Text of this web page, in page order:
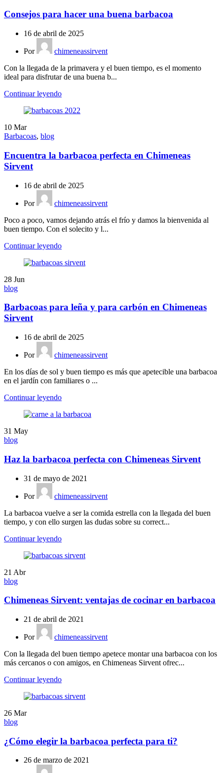
Consejos para hacer una buena barbacoa
16 de abril de 2025
Por
chimeneassirvent
Con la llegada de la primavera y el buen tiempo, es el momento
ideal para disfrutar de una buena b...
Continuar leyendo
10 Mar
Barbacoas, blog
Encuentra la barbacoa perfecta en Chimeneas
Sirvent
16 de abril de 2025
Por
chimeneassirvent
Poco a poco, vamos dejando atrás el frío y damos la bienvenida al
buen tiempo. Con el solecito y l...
Continuar leyendo
28 Jun
blog
Barbacoas para leña y para carbón en Chimeneas
Sirvent
16 de abril de 2025
Por
chimeneassirvent
En los días de sol y buen tiempo es más que apetecible una barbacoa
en el jardín con familiares o ...
Continuar leyendo
31 May
blog
Haz la barbacoa perfecta con Chimeneas Sirvent
31 de mayo de 2021
Por
chimeneassirvent
La barbacoa vuelve a ser la comida estrella con la llegada del buen
tiempo, y con ello surgen las dudas sobre su correct...
Continuar leyendo
21 Abr
blog
Chimeneas Sirvent: ventajas de cocinar en barbacoa
21 de abril de 2021
Por
chimeneassirvent
Con la llegada del buen tiempo apetece montar una barbacoa con los
más cercanos o con amigos, en Chimeneas Sirvent ofrec...
Continuar leyendo
26 Mar
blog
¿Cómo elegir la barbacoa perfecta para ti?
26 de marzo de 2021